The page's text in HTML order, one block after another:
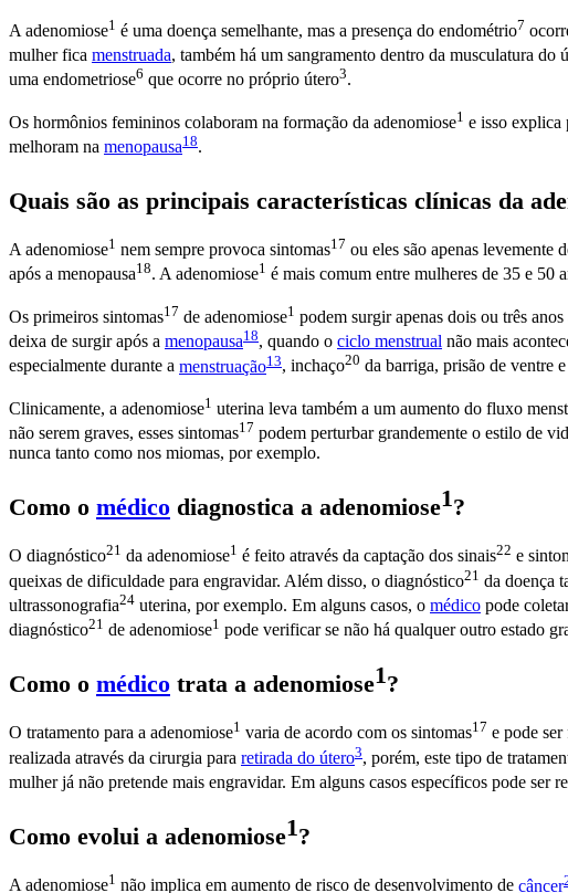
A adenomiose1 é uma doença semelhante, mas a presença do endométrio7
mulher fica menstruada, também há um sangramento dentro da musculatura do
uma endometriose6 que ocorre no próprio útero3.
Os hormônios femininos colaboram na formação da adenomiose1 e isso explica
melhoram na menopausa18.
Quais são as principais características clínicas da
Aadenomiose1 nem sempre provoca sintomas17 ou eles são apenas levemente
após a menopausa18. Aadenomiose1 é mais comum entre mulheres de 35 e 50
Os primeiros sintomas17 de adenomiose1 podem surgir apenas dois ou três
deixa de surgir após a menopausa18, quando o ciclo menstrual não mais
especialmente durante a menstruação13, inchaço20 da barriga, prisão de ventre
Clinicamente, a adenomiose1 uterina leva também a um aumento do fluxo
não serem graves, esses sintomas17 podem perturbar grandemente o estilo de
nunca tanto como nos miomas, por exemplo.
Como o médico diagnostica a adenomiose1?
O diagnóstico21 da adenomiose1 é feito através da captação dos sinais22 e
queixas de dificuldade para engravidar. Além disso, o diagnóstico21 da doença
ultrassonografia24 uterina, por exemplo. Em alguns casos, o médico pode
diagnóstico21 de adenomiose1 pode verificar se não há qualquer outro estado
Como o médico trata a adenomiose1?
O tratamento para a adenomiose1 varia de acordo com os sintomas17 e pode
realizada através da cirurgia para retirada do útero3, porém, este tipo de
mulher já não pretende mais engravidar. Em alguns casos específicos pode ser
Como evolui a adenomiose1?
Aadenomiose1 não implica em aumento de risco de desenvolvimento de câncer